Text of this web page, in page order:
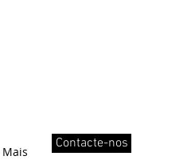
Mais
Contacte-nos